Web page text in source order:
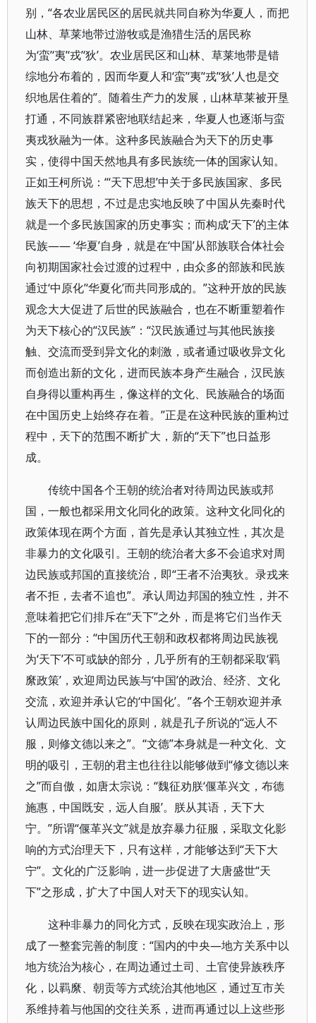
别，“各农业居民区的居民就共同自称为华夏人，而把
山林、草莱地带过游牧或是渔猎生活的居民称
为‘蛮’‘夷’‘戎’‘狄’。农业居民区和山林、草莱地带是错
综地分布着的，因而华夏人和‘蛮’‘夷’‘戎’‘狄’人也是交
织地居住着的”。随着生产力的发展，山林草莱被开垦
打通，不同族群紧密地联结起来，华夏人也逐渐与蛮
夷戎狄融为一体。这种多民族融合为天下的历史事
实，使得中国天然地具有多民族统一体的国家认知。
正如王柯所说：“‘天下思想’中关于多民族国家、多民
族天下的思想，不过是忠实地反映了中国从先秦时代
就是一个多民族国家的历史事实；而构成‘天下’的主体
民族—— ‘华夏’自身，就是在‘中国’从部族联合体社会
向初期国家社会过渡的过程中，由众多的部族和民族
通过‘中原化’‘华夏化’而共同形成的。”这种开放的民族
观念大大促进了后世的民族融合，也在不断重塑着作
为天下核心的“汉民族”：“汉民族通过与其他民族接
触、交流而受到异文化的刺激，或者通过吸收异文化
而创造出新的文化，进而民族本身产生融合，汉民族
自身得以重构再生，像这样的文化、民族融合的场面
在中国历史上始终存在着。”正是在这种民族的重构过
程中，天下的范围不断扩大，新的“天下”也日益形
成。
传统中国各个王朝的统治者对待周边民族或邦
国，一般也都采用文化同化的政策。这种文化同化的
政策体现在两个方面，首先是承认其独立性，其次是
非暴力的文化吸引。王朝的统治者大多不会追求对周
边民族或邦国的直接统治，即“王者不治夷狄。录戎来
者不拒，去者不追也”。承认周边邦国的独立性，并不
意味着把它们排斥在“天下”之外，而是将它们当作天
下的一部分：“中国历代王朝和政权都将周边民族视
为‘天下’不可或缺的部分，几乎所有的王朝都采取‘羁
縻政策’，欢迎周边民族与‘中国’的政治、经济、文化
交流，欢迎并承认它的‘中国化’。”各个王朝欢迎并承
认周边民族中国化的原则，就是孔子所说的“远人不
服，则修文德以来之”。“文德”本身就是一种文化、文
明的吸引，王朝的君主也往往以能够做到“修文德以来
之”而自傲，如唐太宗说：“魏征劝朕‘偃革兴文，布德
施惠，中国既安，远人自服’。朕从其语，天下大
宁。”所谓“偃革兴文”就是放弃暴力征服，采取文化影
响的方式治理天下，只有这样，才能够达到“天下大
宁”。文化的广泛影响，进一步促进了大唐盛世“天
下”之形成，扩大了中国人对天下的现实认知。
这种非暴力的同化方式，反映在现实政治上，形
成了一整套完善的制度：“国内的中央—地方关系中以
地方统治为核心，在周边通过土司、土官使异族秩序
化，以羁縻、朝贡等方式统治其他地区，通过互市关
系维持着与他国的交往关系，进而再通过以上这些形